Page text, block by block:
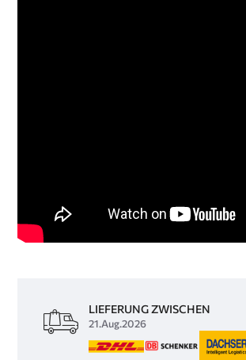
LIEFERUNG ZWISCHEN
21.Aug.2026